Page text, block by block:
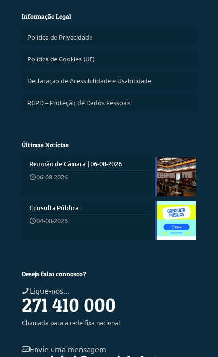
Informação Legal
Política de Privacidade
Política de Cookies (UE)
Declaração de Acessibilidade e Usabilidade
RGPD – Proteção de Dados Pessoais
Últimas Notícias
Reunião de Câmara | 06-08-2026
06-08-2026
Consulta Pública
04-08-2026
Deseja falar connosco?
Ligue-nos...
271 410 000
Chamada para a rede fixa nacional
Envie uma mensagem